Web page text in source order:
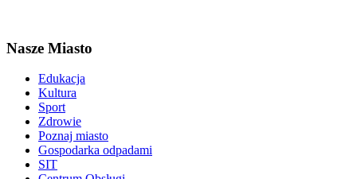
Nasze Miasto
Edukacja
Kultura
Sport
Zdrowie
Poznaj miasto
Gospodarka odpadami
SIT